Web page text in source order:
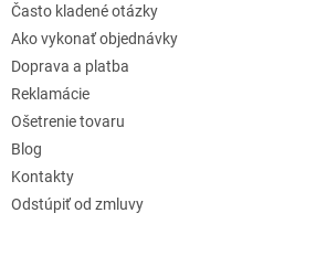
Často kladené otázky
Ako vykonať objednávky
Doprava a platba
Reklamácie
Ošetrenie tovaru
Blog
Kontakty
Odstúpiť od zmluvy